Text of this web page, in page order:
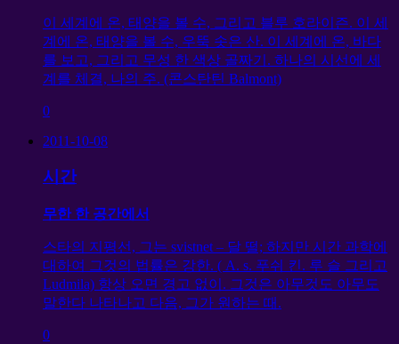
이 세계에 온, 태양을 볼 수, 그리고 블루 호라이즌. 이 세
계에 온, 태양을 볼 수, 우뚝 솟은 산. 이 세계에 온, 바다
를 보고, 그리고 무성 한 색상 골짜기. 하나의 시선에 세
계를 체결, 나의 주. (콘스탄틴 Balmont)
0
2011-10-08
시간
무한 한 공간에서
스타의 지평선, 그는 svistnet – 달 떨; 하지만 시간 과학에
대하여 그것의 법률은 강한. ( A. s. 푸쉬 킨. 루 슬 그리고
Ludmila) 항상 오면 경고 없이. 그것은 아무것도 아무도
말한다 나타나고 다음, 그가 원하는 때.
0